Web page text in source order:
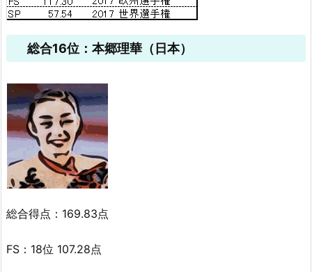
総合16位：本郷理華（日本）
総合得点：169.83点
FS：18位 107.28点